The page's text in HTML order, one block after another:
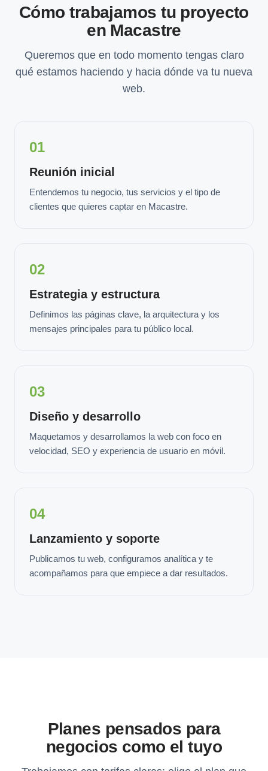
Cómo trabajamos tu proyecto
en Macastre
Queremos que en todo momento tengas claro
qué estamos haciendo y hacia dónde va tu nueva
web.
01
Reunión inicial
Entendemos tu negocio, tus servicios y el tipo de
clientes que quieres captar en Macastre.
02
Estrategia y estructura
Definimos las páginas clave, la arquitectura y los
mensajes principales para tu público local.
03
Diseño y desarrollo
Maquetamos y desarrollamos la web con foco en
velocidad, SEO y experiencia de usuario en móvil.
04
Lanzamiento y soporte
Publicamos tu web, configuramos analítica y te
acompañamos para que empiece a dar resultados.
Planes pensados para
negocios como el tuyo